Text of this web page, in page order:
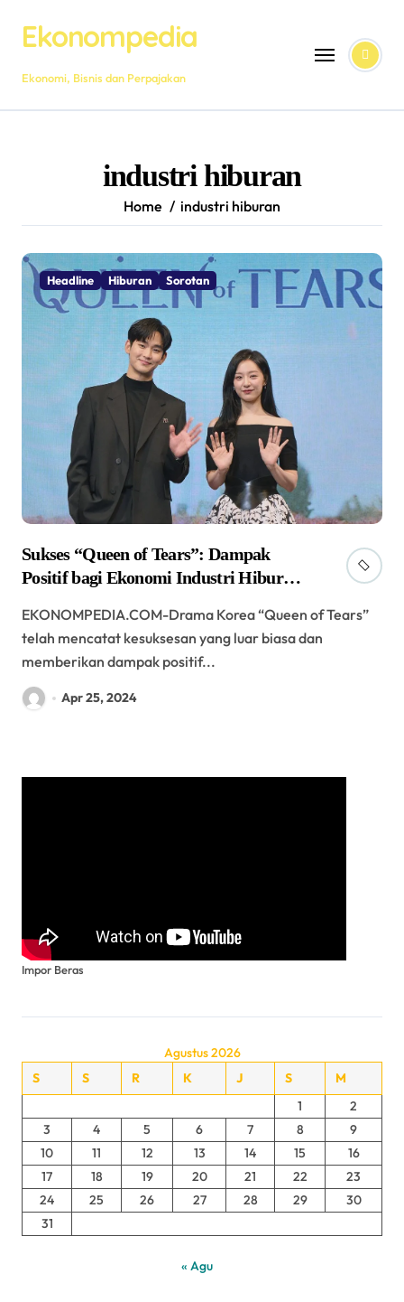
contentEkonompedia
Ekonomi, Bisnis dan Perpajakan
industri hiburan
Home industri hiburan
Headline Hiburan Sorotan
Sukses “Queen of Tears”: Dampak
Positif bagi Ekonomi Industri Hiburan
EKONOMPEDIA.COM-Drama Korea “Queen of Tears”
telah mencatat kesuksesan yang luar biasa dan
memberikan dampak positif...
Apr 25, 2024
Impor Beras
Agustus 2026
S
S R K J S
M
1
2
3
4 5 6 7 8
9
10
11 12 13 14 15
16
17
18 19 20 21 22
23
24
25 26 27 28 29
30
31
« Agu